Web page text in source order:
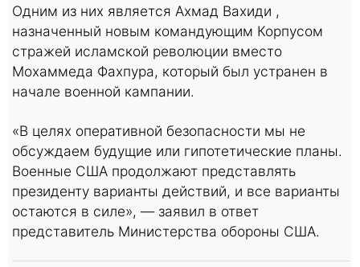
Одним из них является Ахмад Вахиди ,
назначенный новым командующим Корпусом
стражей исламской революции вместо
Мохаммеда Фахпура, который был устранен в
начале военной кампании.
«В целях оперативной безопасности мы не
обсуждаем будущие или гипотетические планы.
Военные США продолжают представлять
президенту варианты действий, и все варианты
остаются в силе», — заявил в ответ
представитель Министерства обороны США.